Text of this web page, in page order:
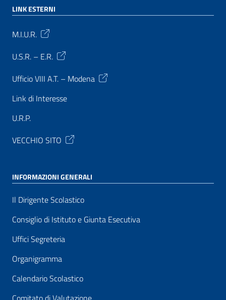
LINK ESTERNI
M.I.U.R.
U.S.R. – E.R.
Ufficio VIII A.T. – Modena
Link di Interesse
U.R.P.
VECCHIO SITO
INFORMAZIONI GENERALI
Il Dirigente Scolastico
Consiglio di Istituto e Giunta Esecutiva
Uffici Segreteria
Organigramma
Calendario Scolastico